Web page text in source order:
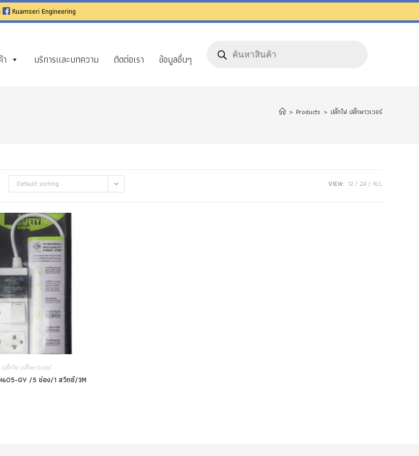
Ruamseri Engineering
บริการและบทความ ติดต่อเรา ข้อมูลอื่นๆ
search
> Products > ปลั๊กไฟ ปลั๊กพาวเวอร์
Default sorting VIEW: 12 24 ALL
ปลั๊กไฟ ปลั๊กพาวเวอร์
GY /5 ช่อง/1 สวิทซ์/3M